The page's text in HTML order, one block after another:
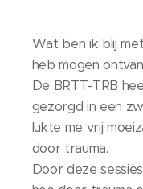
Wat ben ik blij
heb mogen
De BRTT-TRB
gezorgd in een
lukte me vrij
door trauma.
Door deze